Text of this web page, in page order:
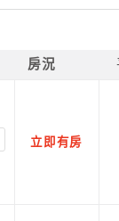
房況
立即有房